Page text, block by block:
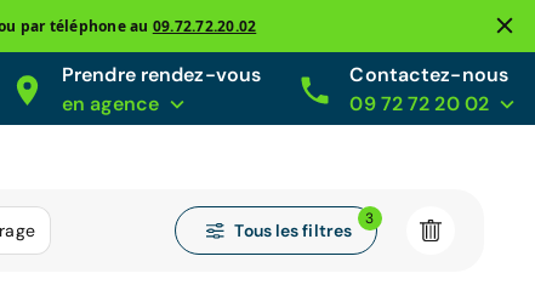
par téléphone au 09.72.72.20.02
Prendre rendez-vous
en agence
Contactez-nous
09 72 72 20 02
Tous les filtres
3